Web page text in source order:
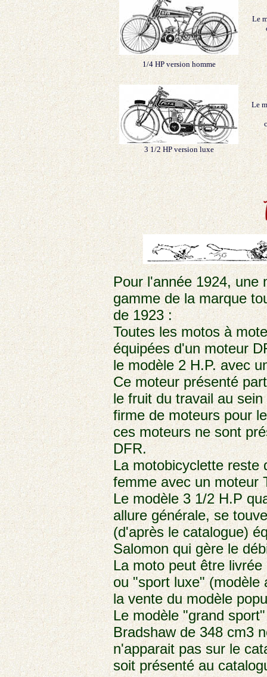
Le
1/4 HP version homme
Le
3 1/2 HP version luxe
Pour l'année 1924, une
gamme de la marque
de 1923 :
Toutes les motos à
équipées d'un moteur
le modèle 2 H.P. avec
Ce moteur présenté
le fruit du travail au
firme de moteurs pour
ces moteurs ne sont
DFR.
La motobicyclette reste
femme avec un moteur
Le modèle 3 1/2 H.P
allure générale, se
(d'après le catalogue)
Salomon qui gère le
La moto peut être
ou "sport luxe" (modèle
la vente du modèle
Le modèle "grand
Bradshaw de 348 cm3
n'apparait pas sur le
soit présenté au